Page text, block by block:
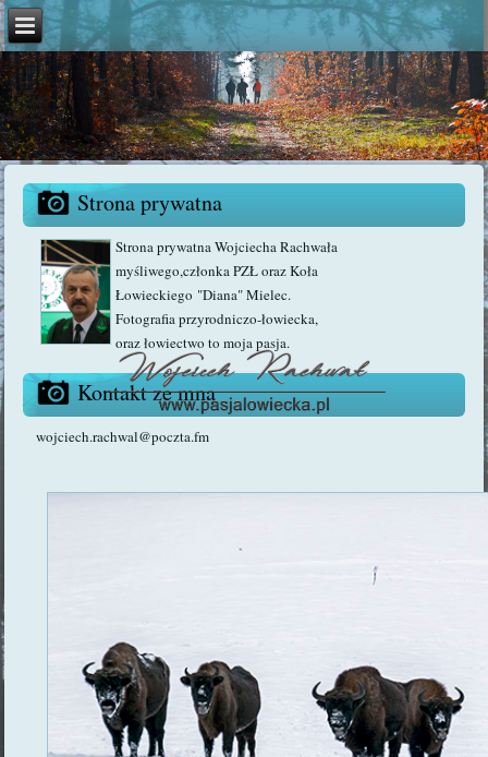
Strona prywatna
Strona prywatna Wojciecha Rachwała
myśliwego,członka PZŁ oraz Koła
Łowieckiego "Diana" Mielec.
Fotografia przyrodniczo-łowiecka,
oraz łowiectwo to moja pasja.
Kontakt ze mną
wojciech.rachwal@poczta.fm